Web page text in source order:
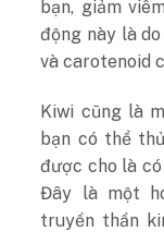
bạn, giảm
động này là
và carotenoid
Kiwi cũng là
bạn có thể
được cho là
Đây là một
truyền thần